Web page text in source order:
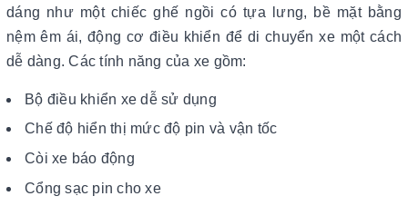
dáng như một chiếc ghế ngồi có tựa lưng, bề mặt bằng
nệm êm ái, động cơ điều khiển để di chuyển xe một cách
dễ dàng. Các tính năng của xe gồm:
Bộ điều khiển xe dễ sử dụng
Chế độ hiển thị mức độ pin và vận tốc
Còi xe báo động
Cổng sạc pin cho xe